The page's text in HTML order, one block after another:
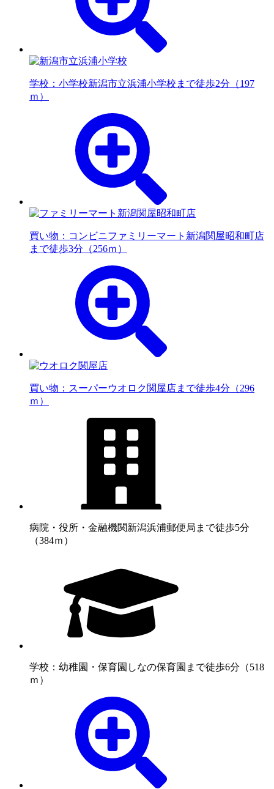
学校：小学校新潟市立浜浦小学校まで徒歩2分（197
ｍ）
買い物：コンビニファミリーマート新潟関屋昭和町店
まで徒歩3分（256ｍ）
買い物：スーパーウオロク関屋店まで徒歩4分（296
ｍ）
病院・役所・金融機関新潟浜浦郵便局まで徒歩5分
（384ｍ）
学校：幼稚園・保育園 しなの保育園まで徒歩6分（518
ｍ）